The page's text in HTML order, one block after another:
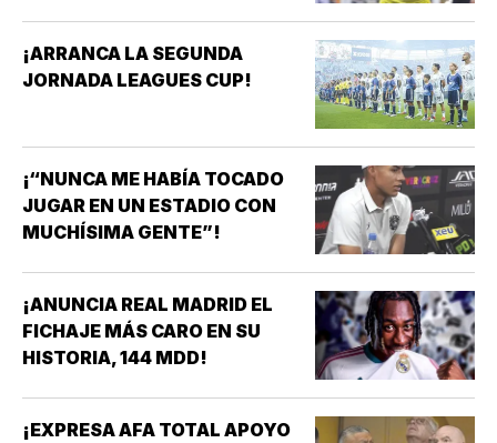
¡ARRANCA LA SEGUNDA
JORNADA LEAGUES CUP!
¡“NUNCA ME HABÍA TOCADO
JUGAR EN UN ESTADIO CON
MUCHÍSIMA GENTE”!
¡ANUNCIA REAL MADRID EL
FICHAJE MÁS CARO EN SU
HISTORIA, 144 MDD!
¡EXPRESA AFA TOTAL APOYO